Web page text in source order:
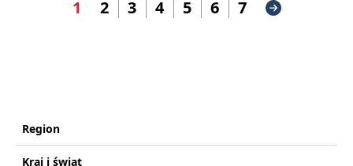
1 2 3 4 5 6 7
Region
Kraj i świat